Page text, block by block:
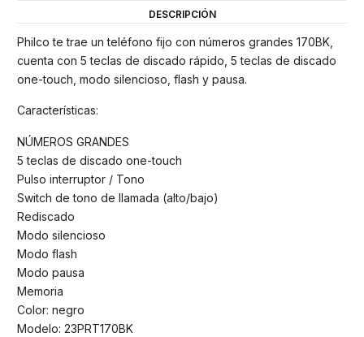
DESCRIPCIÓN
Philco te trae un teléfono fijo con números grandes 170BK,
cuenta con 5 teclas de discado rápido, 5 teclas de discado
one-touch, modo silencioso, flash y pausa.
Características:
NÚMEROS GRANDES
5 teclas de discado one-touch
Pulso interruptor / Tono
Switch de tono de llamada (alto/bajo)
Rediscado
Modo silencioso
Modo flash
Modo pausa
Memoria
Color: negro
Modelo: 23PRT170BK